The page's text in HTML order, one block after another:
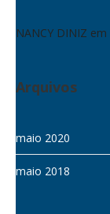
NANCY DINIZ em
Arquivos
maio 2020
maio 2018